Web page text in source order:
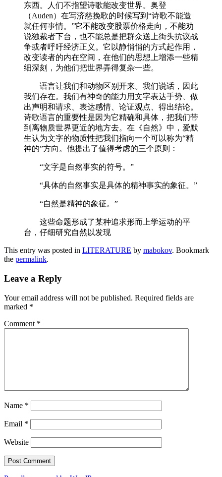
东西。人们不指望诗歌能改变世界。奥登
（Auden）在写济慈挽歌的时候写到“诗歌不能造
就任何事情。”它不能改变股票价格走向，不能劝
说独裁者下台，也不能总是把群众送上街头抗议战
争或者呼吁经济正义。它以静悄悄的方式起作用，
改变读者的内在空间，在他们的思想上增添一些精
细深刻，为他们把世界弄得复杂一些。
语言让我们和动物区别开来。我们说话，因此
我们存在。我们有神奇的能力用文字表达手势、做
出声明和请求、表达感情、论证观点、得出结论。
诗歌语言的重要性是因为它精确和具体，把我们带
到离物质世界更近的地方去。在《自然》中，爱默
生认为文字的物质性把我们指向一个可以称为“精
神的”方向。他提出了值得考虑的三个原则：
“文字是自然事实的符号。”
“具体的自然事实是具体的精神事实的象征。”
“自然是精神的象征。”
这些命题形成了某种追求形而上学运动的平
台，仔细研究自然以发现
This entry was posted in LITERATURE by mabokov. Bookmark
the permalink.
Leave a Reply
Your email address will not be published. Required fields are
marked *
Comment *
Name *
Email *
Website